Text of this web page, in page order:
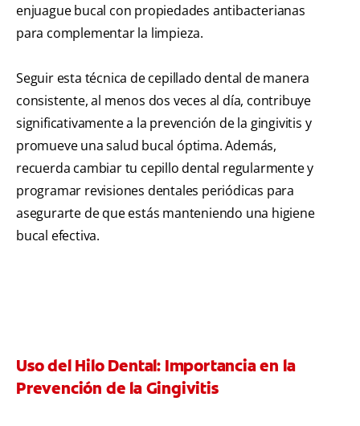
enjuague bucal con propiedades antibacterianas
para complementar la limpieza.
Seguir esta técnica de cepillado dental de manera
consistente, al menos dos veces al día, contribuye
significativamente a la prevención de la gingivitis y
promueve una salud bucal óptima. Además,
recuerda cambiar tu cepillo dental regularmente y
programar revisiones dentales periódicas para
asegurarte de que estás manteniendo una higiene
bucal efectiva.
Uso del Hilo Dental: Importancia en la
Prevención de la Gingivitis